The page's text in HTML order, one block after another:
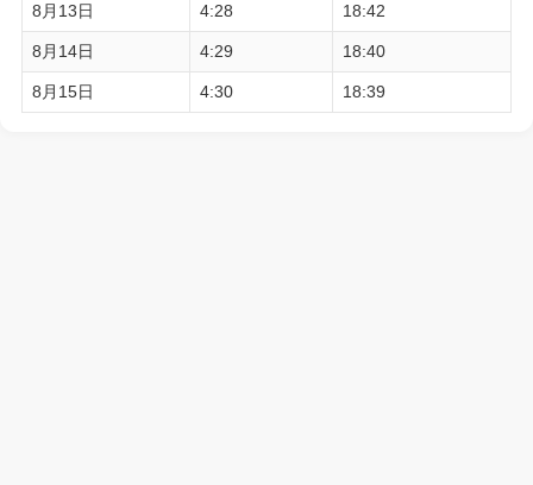
8月13日 4:28 18:42
8月14日 4:29 18:40
8月15日 4:30 18:39